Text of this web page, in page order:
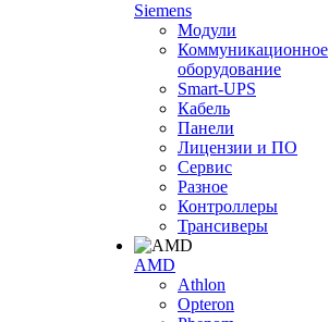
Siemens
Модули
Коммуникационное
оборудование
Smart-UPS
Кабель
Панели
Лицензии и ПО
Сервис
Разное
Контроллеры
Трансиверы
AMD
Athlon
Opteron